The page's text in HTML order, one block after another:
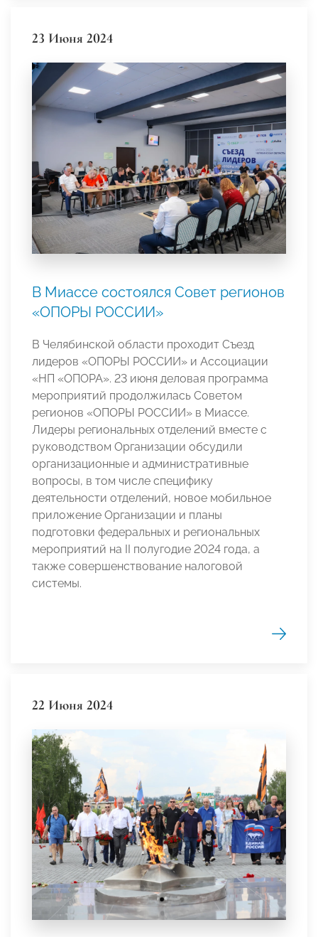
23 Июня 2024
В Миассе состоялся Совет регионов
«ОПОРЫ РОССИИ»
В Челябинской области проходит Съезд
лидеров «ОПОРЫ РОССИИ» и Ассоциации
«НП «ОПОРА». 23 июня деловая программа
мероприятий продолжилась Советом
регионов «ОПОРЫ РОССИИ» в Миассе.
Лидеры региональных отделений вместе с
руководством Организации обсудили
организационные и административные
вопросы, в том числе специфику
деятельности отделений, новое мобильное
приложение Организации и планы
подготовки федеральных и региональных
мероприятий на II полугодие 2024 года, а
также совершенствование налоговой
системы.
22 Июня 2024